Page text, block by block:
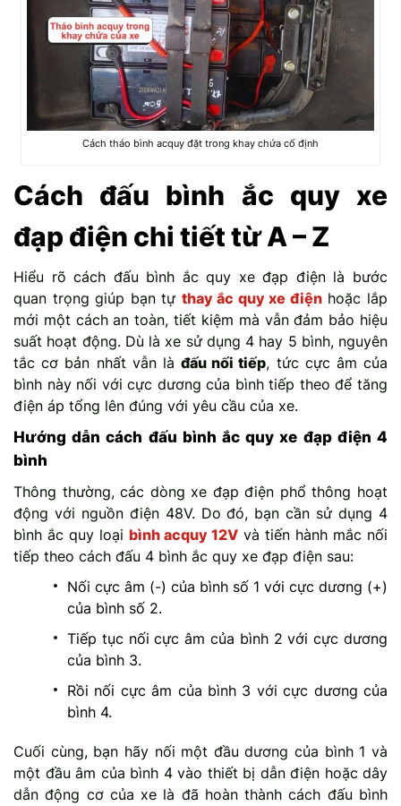
Cách tháo bình acquy đặt trong khay chứa cố định
Cách đấu bình ắc quy xe
đạp điện chi tiết từ A – Z
Hiểu rõ cách đấu bình ắc quy xe đạp điện là bước
quan trọng giúp bạn tự thay ắc quy xe điệnhoặc lắp
mới một cách an toàn, tiết kiệm mà vẫn đảm bảo hiệu
suất hoạt động. Dù là xe sử dụng 4 hay 5 bình, nguyên
tắc cơ bản nhất vẫn là đấu nối tiếp, tức cực âm của
bình này nối với cực dương của bình tiếp theo để tăng
điện áp tổng lên đúng với yêu cầu của xe.
Hướng dẫn cách đấu bình ắc quy xe đạp điện 4
bình
Thông thường, các dòng xe đạp điện phổ thông hoạt
động với nguồn điện 48V. Do đó, bạn cần sử dụng 4
bình ắc quy loại bình acquy 12V và tiến hành mắc nối
tiếp theo cách đấu 4 bình ắc quy xe đạp điện sau:
Nối cực âm (-) của bình số 1 với cực dương (+)
của bình số 2.
Tiếp tục nối cực âm của bình 2 với cực dương
của bình 3.
Rồi nối cực âm của bình 3 với cực dương của
bình 4.
Cuối cùng, bạn hãy nối một đầu dương của bình 1 và
một đầu âm của bình 4 vào thiết bị dẫn điện hoặc dây
dẫn động cơ của xe là đã hoàn thành cách đấu bình